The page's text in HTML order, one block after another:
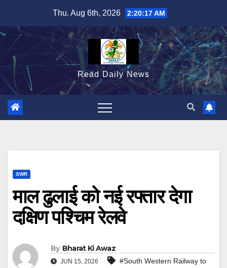
content
Thu. Aug 6th, 2026 2:20:18 AM
Read Daily News
SWR
माल ढुलाई को नई रफ्तार देगा
दक्षिण पश्चिम रेलवे
By Bharat Ki Awaz
JUN 15, 2026
#South Western Railway to